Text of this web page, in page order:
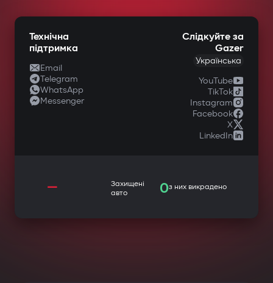
Технічна
підтримка
Email
Telegram
WhatsApp
Messenger
Слідкуйте за
Gazer
Українська
YouTube
TikTok
Instagram
Facebook
X
LinkedIn
—
Захищені
авто
0з них викрадено